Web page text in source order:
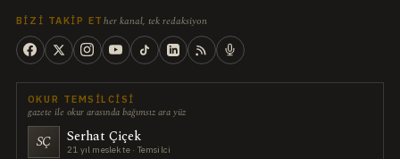
BIZI TAKIP ET her kanal, tek redaksiyon
OKUR TEMSILCISI
gazete ile okur arasında bağımsız ara yüz
SÇ Serhat Çiçek
21 yıl meslekte · Temsilci